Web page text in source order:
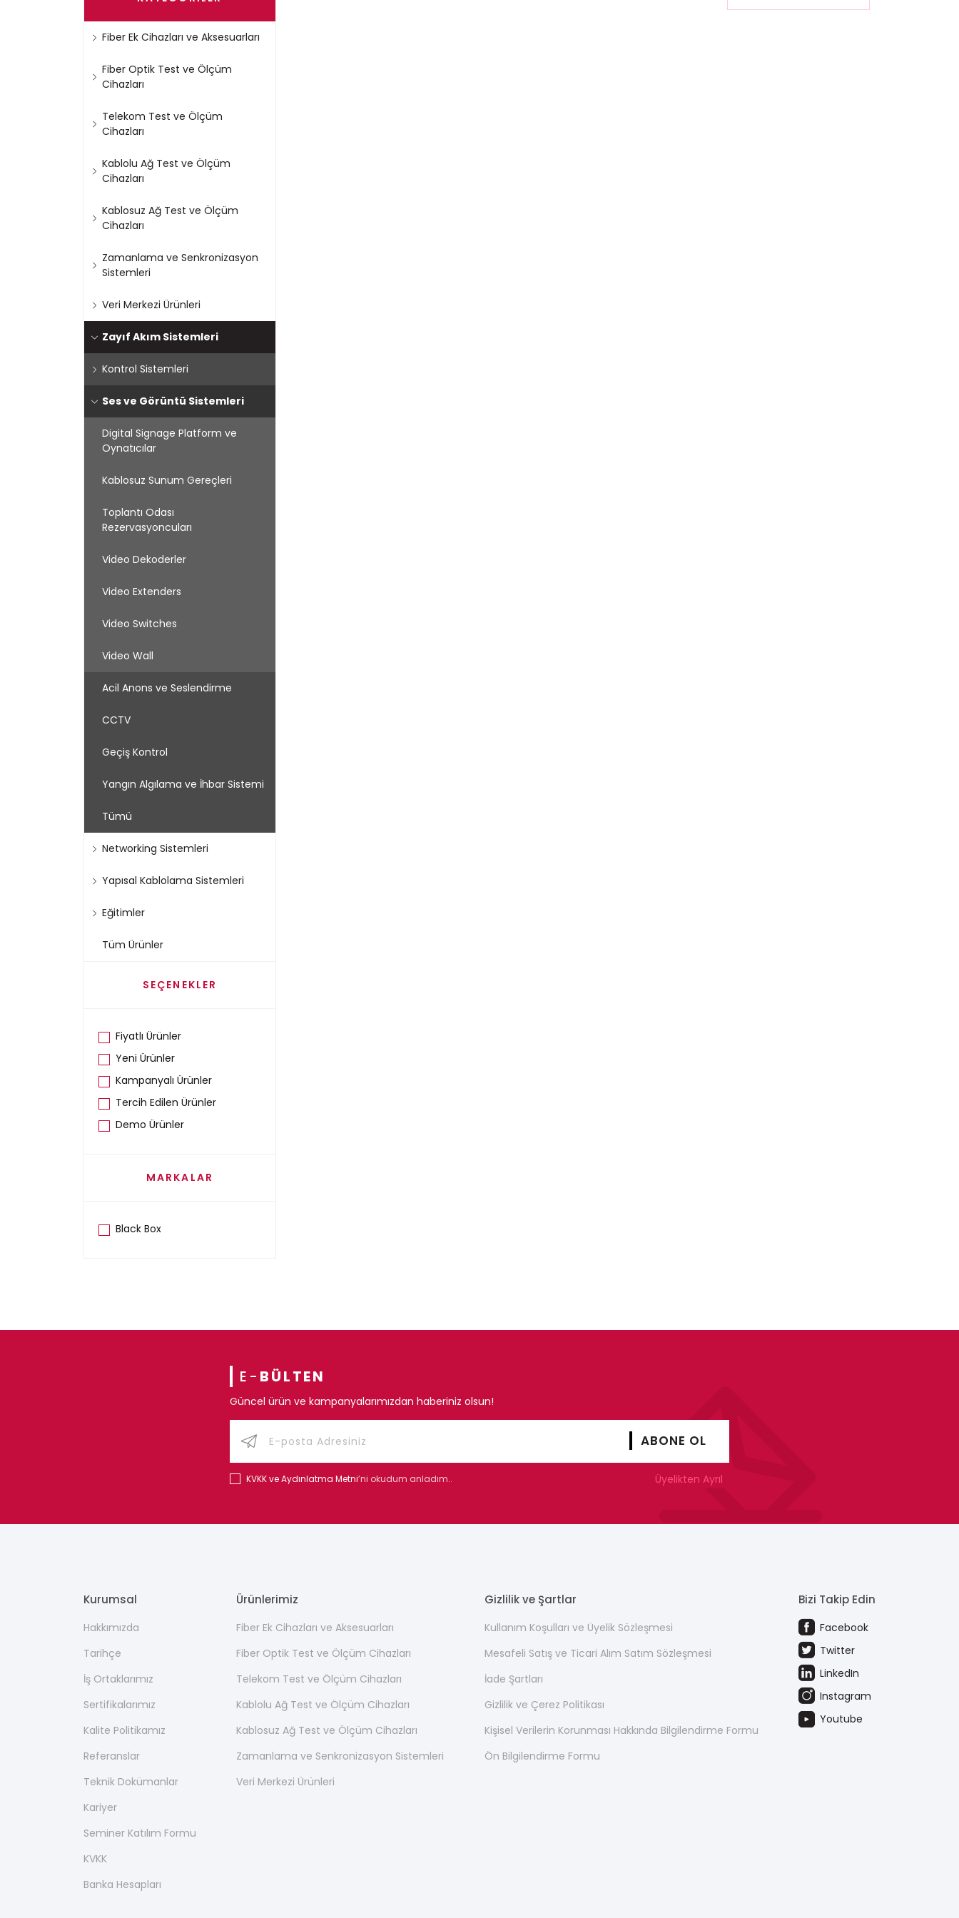
Fiber Ek Cihazları ve Aksesuarları
Fiber Optik Test ve Ölçüm
Cihazları
Telekom Test ve Ölçüm
Cihazları
Kablolu Ağ Test ve Ölçüm
Cihazları
Kablosuz Ağ Test ve Ölçüm
Cihazları
Zamanlama ve Senkronizasyon
Sistemleri
Veri Merkezi Ürünleri
Zayıf Akım Sistemleri
Kontrol Sistemleri
Ses ve Görüntü Sistemleri
Digital Signage Platform ve
Oynatıcılar
Kablosuz Sunum Gereçleri
Toplantı Odası
Rezervasyoncuları
Video Dekoderler
Video Extenders
Video Switches
Video Wall
Acil Anons ve Seslendirme
CCTV
Geçiş Kontrol
Yangın Algılama ve İhbar Sistemi
Tümü
Networking Sistemleri
Yapısal Kablolama Sistemleri
Eğitimler
Tüm Ürünler
SEÇENEKLER
Fiyatlı Ürünler
Yeni Ürünler
Kampanyalı Ürünler
Tercih Edilen Ürünler
Demo Ürünler
MARKALAR
Black Box
E- BÜLTEN
Güncel ürün ve kampanyalarımızdan haberiniz olsun!
KVKK ve Aydınlatma Metni’ni okudum anladım.. Üyelikten Ayrıl
Kurumsal
Hakkımızda
Tarihçe
İş Ortaklarımız
Sertifikalarımız
Kalite Politikamız
Referanslar
Teknik Dokümanlar
Kariyer
Seminer Katılım Formu
KVKK
Banka Hesapları
Ürünlerimiz
Fiber Ek Cihazları ve Aksesuarları
Fiber Optik Test ve Ölçüm Cihazları
Telekom Test ve Ölçüm Cihazları
Kablolu Ağ Test ve Ölçüm Cihazları
Kablosuz Ağ Test ve Ölçüm Cihazları
Zamanlama ve Senkronizasyon Sistemleri
Veri Merkezi Ürünleri
Gizlilik ve Şartlar
Kullanım Koşulları ve Üyelik Sözleşmesi
Mesafeli Satış ve Ticari Alım Satım Sözleşmesi
İade Şartları
Gizlilik ve Çerez Politikası
Kişisel Verilerin Korunması Hakkında Bilgilendirme Formu
Ön Bilgilendirme Formu
Bizi Takip Edin
Facebook
Twitter
LinkedIn
Instagram
Youtube